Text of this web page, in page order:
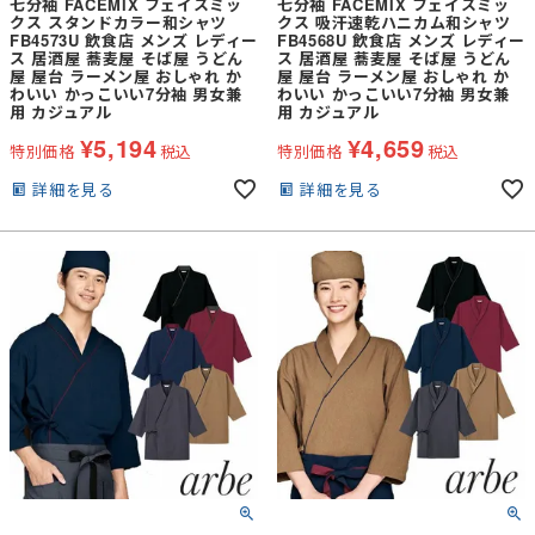
クス スタンドカラー和シャツ
FB4573U 飲食店 メンズ レディー
ス 居酒屋 蕎麦屋 そば屋 うどん
屋 屋台 ラーメン屋 おしゃれ か
わいい かっこいい7分袖 男女兼
用 カジュアル
特別価格 ¥5,194税込
詳細を見る
クス 吸汗速乾ハニカム和シャツ
FB4568U 飲食店 メンズ レディー
ス 居酒屋 蕎麦屋 そば屋 うどん
屋 屋台 ラーメン屋 おしゃれ か
わいい かっこいい7分袖 男女兼
用 カジュアル
特別価格 ¥4,659税込
詳細を見る